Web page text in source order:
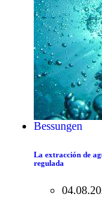
Bessungen
La extracción de
regulada